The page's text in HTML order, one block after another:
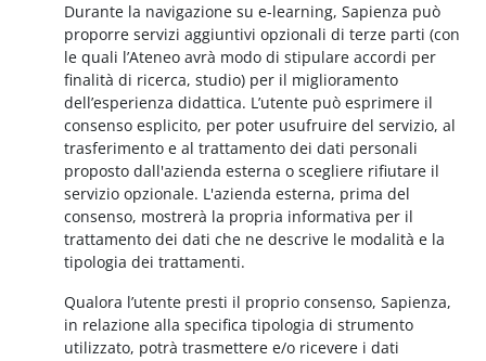
Durante la navigazione su e-learning, Sapienza può
proporre servizi aggiuntivi opzionali di terze parti (con
le quali l’Ateneo avrà modo di stipulare accordi per
finalità di ricerca, studio) per il miglioramento
dell’esperienza didattica. L’utente può esprimere il
consenso esplicito, per poter usufruire del servizio, al
trasferimento e al trattamento dei dati personali
proposto dall'azienda esterna o scegliere rifiutare il
servizio opzionale. L'azienda esterna, prima del
consenso, mostrerà la propria informativa per il
trattamento dei dati che ne descrive le modalità e la
tipologia dei trattamenti.
Qualora l’utente presti il proprio consenso, Sapienza,
in relazione alla specifica tipologia di strumento
utilizzato, potrà trasmettere e/o ricevere i dati